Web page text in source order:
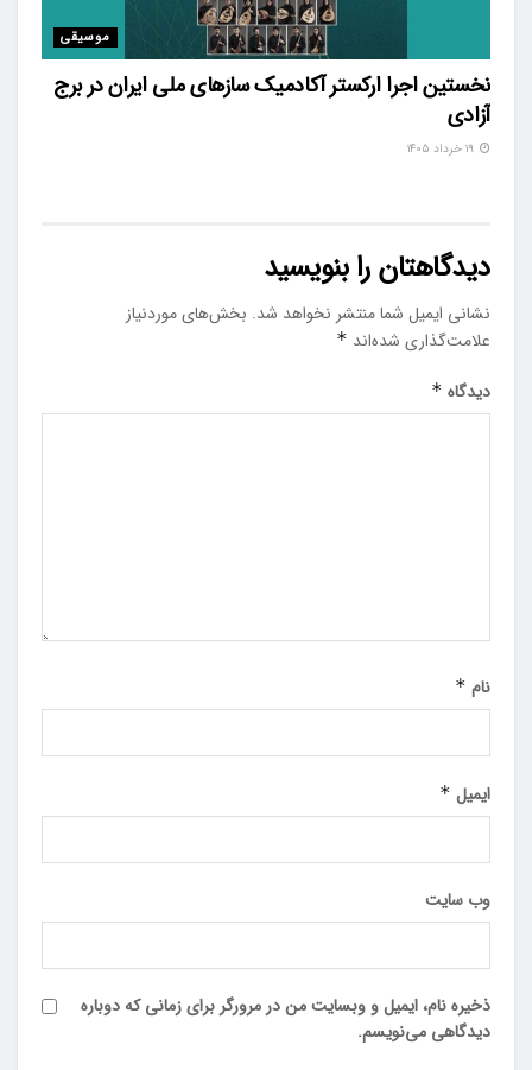
موسیقی
نخستین اجرا ارکستر آکادمیک سازهای ملی ایران در برج
آزادی
دیدگاهتان را بنویسید
نشانی ایمیل شما منتشر نخواهد شد. بخش‌های موردنیاز
علامت‌گذاری شده‌اند *
دیدگاه *
نام *
ایمیل *
وب‌ سایت
ذخیره نام، ایمیل و وبسایت من در مرورگر برای زمانی که دوباره
دیدگاهی می‌نویسم.